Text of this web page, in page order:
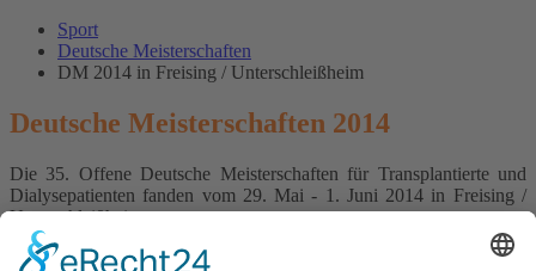
Sport
Deutsche Meisterschaften
DM 2014 in Freising / Unterschleißheim
Deutsche Meisterschaften 2014
Die 35. Offene Deutsche Meisterschaften für Transplantierte und
Dialysepatienten fanden vom 29. Mai - 1. Juni 2014 in Freising /
Unterschleißheim statt.
Hier ein paar Impressionen vom Schwimmen: